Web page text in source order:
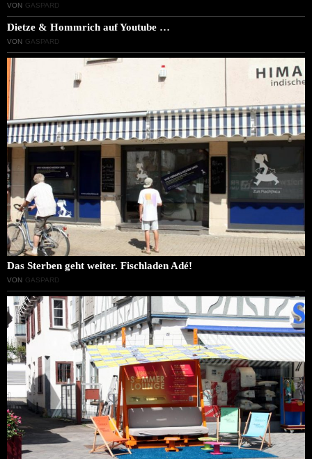
VON GASPARD
Dietze & Hommrich auf Youtube …
VON GASPARD
Das Sterben geht weiter. Fischladen Adé!
VON GASPARD